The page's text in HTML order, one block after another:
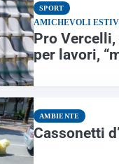
SPORT
AMICHEVOLI
Pro
per lavori,
AMBIENTE
Cassonetti